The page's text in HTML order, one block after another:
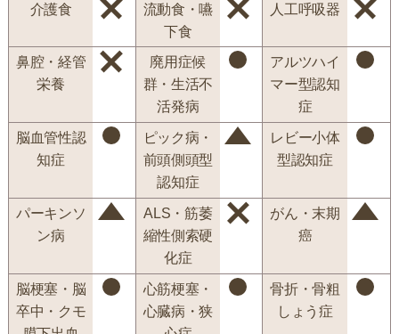
介護食
流動食・嚥
下食
人工呼吸器
鼻腔・経管
栄養
廃用症候
群・生活不
活発病
アルツハイ
マー型認知
症
脳血管性認
知症
ピック病・
前頭側頭型
認知症
レビー小体
型認知症
パーキンソ
ン病
ALS・筋萎
縮性側索硬
化症
がん・末期
癌
脳梗塞・脳
卒中・クモ
心筋梗塞・
心臓病・狭
骨折・骨粗
しょう症